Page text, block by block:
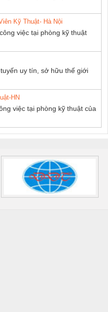
Kỹ Thuật- Hà Nội
việc tại phòng kỹ thuật
uy tín, sở hữu thế giới
HN
việc tại phòng kỹ thuật của